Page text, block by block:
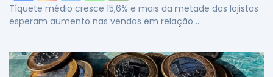
Tíquete médio cresce 15,6% e mais da metade dos lojistas
esperam aumento nas vendas em relação …